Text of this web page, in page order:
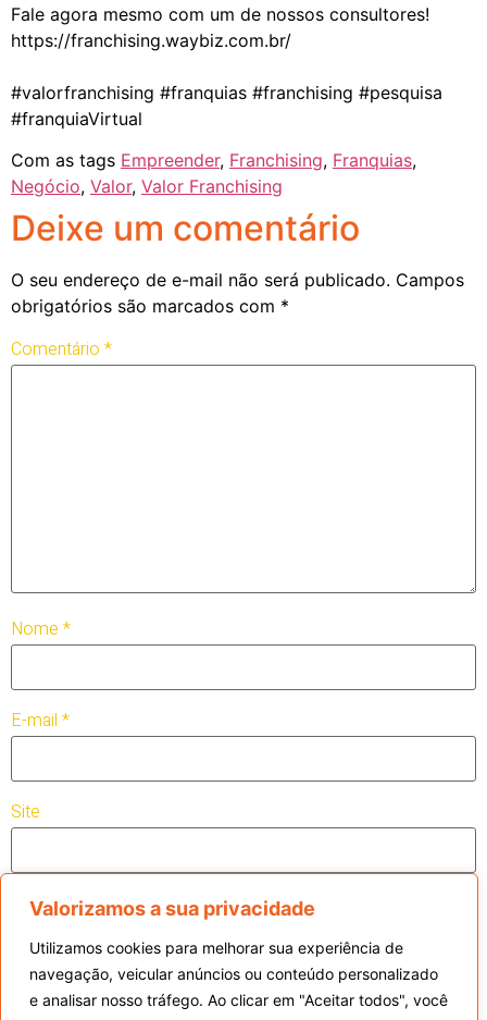
Valorizamos a sua privacidade
Utilizamos cookies para melhorar sua experiência de
navegação, veicular anúncios ou conteúdo personalizado
e analisar nosso tráfego. Ao clicar em "Aceitar todos", você
Fale agora mesmo com um de nossos consultores!⠀
https://franchising.waybiz.com.br/⠀
#valorfranchising #franquias #franchising #pesquisa
#franquiaVirtual
Com as tags Empreender, Franchising, Franquias,
Negócio, Valor, Valor Franchising
Deixe um comentário
O seu endereço de e-mail não será publicado. Campos
obrigatórios são marcados com *
Comentário *
Nome *
E-mail *
Site
Salvar meus dados neste navegador para a próxima vez que
eu comentar.